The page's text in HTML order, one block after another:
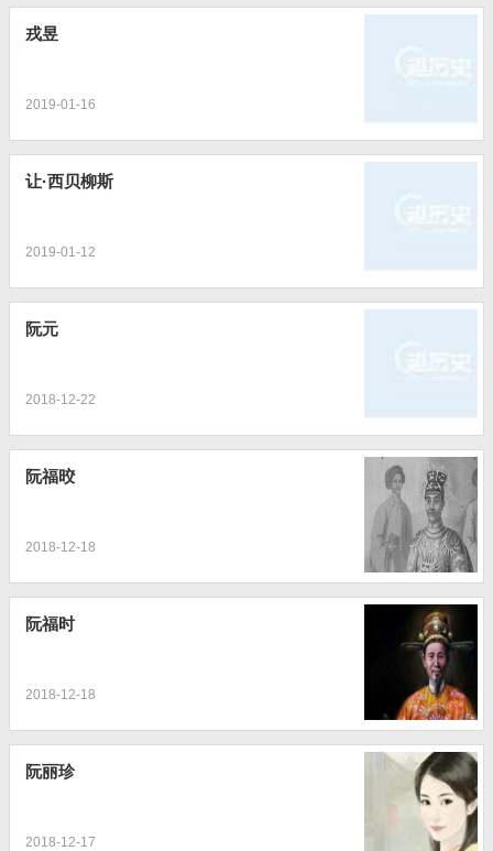
戎昱
2019-01-16
让·西贝柳斯
2019-01-12
阮元
2018-12-22
阮福晈
2018-12-18
阮福时
2018-12-18
阮丽珍
2018-12-17